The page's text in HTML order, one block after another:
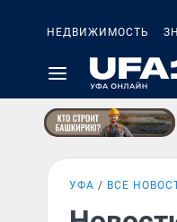
НЕДВИЖИМОСТЬ
УФА ВСЕ